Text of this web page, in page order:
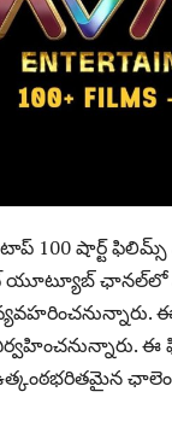
100 షార్ట్
యూట్యూబ్ ఛానల్‌లో
ఈ